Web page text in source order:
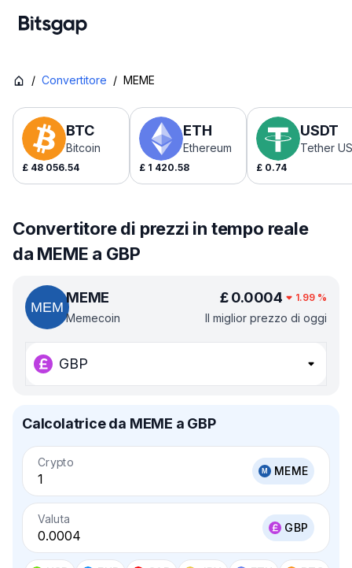
/ Convertitore / MEME
BTC
Bitcoin
£ 48 056.54
ETH
Ethereum
£ 1 420.58
USDT
Tether
£ 0.74
Convertitore di prezzi in tempo reale
da MEME a GBP
MEME
Memecoin
£ 0.0004 1.99 %
Il miglior prezzo di oggi
GBP
Calcolatrice da MEME a GBP
Crypto
MEME
Valuta
GBP